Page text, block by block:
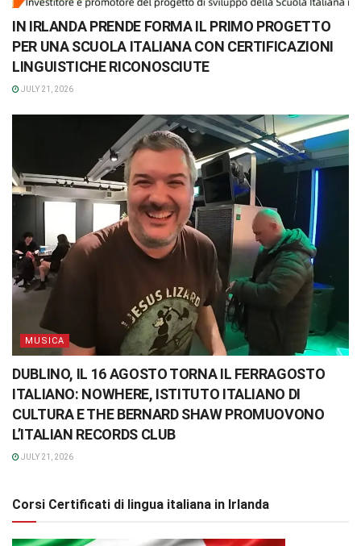
IN IRLANDA PRENDE FORMA IL PRIMO PROGETTO
PER UNA SCUOLA ITALIANA CON CERTIFICAZIONI
LINGUISTICHE RICONOSCIUTE
JULY 21, 2026
MUSICA
DUBLINO, IL 16 AGOSTO TORNA IL FERRAGOSTO
ITALIANO: NOWHERE, ISTITUTO ITALIANO DI
CULTURA E THE BERNARD SHAW PROMUOVONO
L’ITALIAN RECORDS CLUB
JULY 21, 2026
Corsi Certificati di lingua italiana in Irlanda